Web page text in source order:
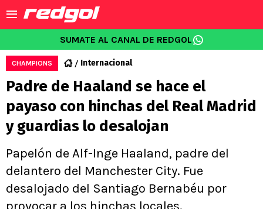
SUMATE AL CANAL DE REDGOL
CHAMPIONS Internacional
Padre de Haaland se hace el
payaso con hinchas del Real Madrid
y guardias lo desalojan
Papelón de Alf-Inge Haaland, padre del
delantero del Manchester City. Fue
desalojado del Santiago Bernabéu por